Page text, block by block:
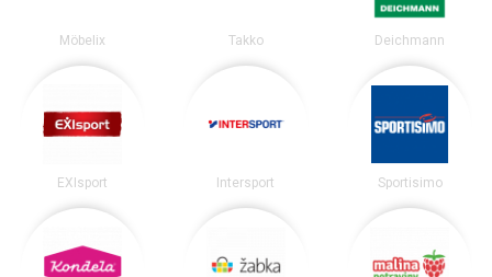
Möbelix Takko Deichmann
EXIsport Intersport Sportisimo